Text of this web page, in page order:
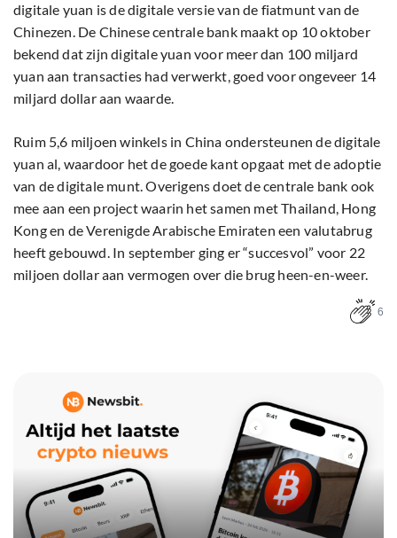
digitale yuan is de digitale versie van de fiatmunt van de
Chinezen. De Chinese centrale bank maakt op 10 oktober
bekend dat zijn digitale yuan voor meer dan 100 miljard
yuan aan transacties had verwerkt, goed voor ongeveer 14
miljard dollar aan waarde.
Ruim 5,6 miljoen winkels in China ondersteunen de digitale
yuan al, waardoor het de goede kant opgaat met de adoptie
van de digitale munt. Overigens doet de centrale bank ook
mee aan een project waarin het samen met Thailand, Hong
Kong en de Verenigde Arabische Emiraten een valutabrug
heeft gebouwd. In september ging er “succesvol” voor 22
miljoen dollar aan vermogen over die brug heen-en-weer.
6